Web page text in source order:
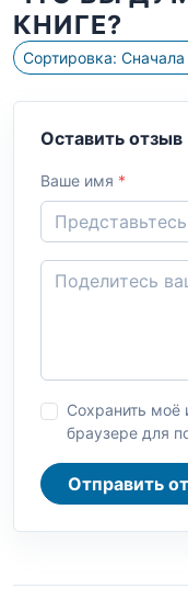
КНИГЕ?
Сортировка:
Оставить отзыв
Ваше имя *
Сохранить моё
браузере для